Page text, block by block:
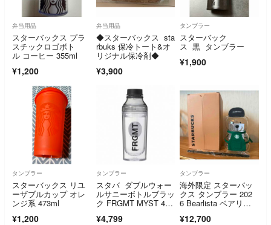
弁当用品
スターバックス プラ
スチックロゴボト
ル コーヒー 355ml
¥1,200
弁当用品
◆スターバックス sta
rbuks 保冷トート&オ
リジナル保冷剤◆
¥3,900
タンブラー
スターバック
ス 黒 タンブラー
¥1,900
タンブラー
スターバックス リユ
ーザブルカップ オレ
ンジ系 473ml
¥1,200
タンブラー
スタバ ダブルウォー
ルサニーボトルブラッ
ク FRGMT MYST 473
¥4,799
タンブラー
海外限定 スターバッ
クス タンブラー 202
6 Bearlista ベアリス
¥12,700